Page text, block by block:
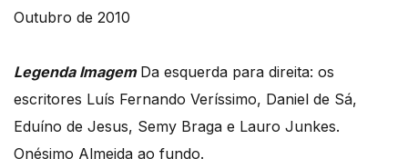
Outubro de 2010
Legenda Imagem Da esquerda para direita: os
escritores Luís Fernando Veríssimo, Daniel de Sá,
Eduíno de Jesus, Semy Braga e Lauro Junkes.
Onésimo Almeida ao fundo.